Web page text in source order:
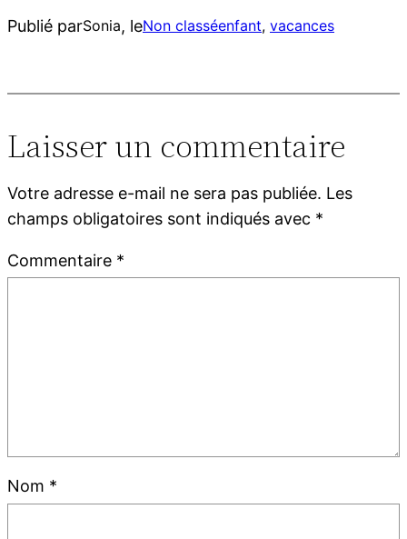
Publié parSonia, leNon classéenfant, vacances
Laisser un commentaire
Votre adresse e-mail ne sera pas publiée. Les
champs obligatoires sont indiqués avec *
Commentaire *
Nom *